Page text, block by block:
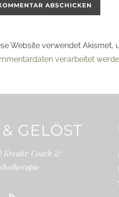
Website verwendet Akismet,
verarbeitet
GELÖST
Kreativ Coach &